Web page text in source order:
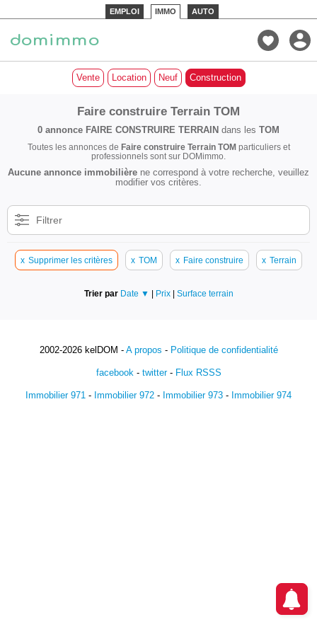
EMPLOI IMMO AUTO
Vente Location Neuf Construction
Faire construire Terrain TOM
0 annonce FAIRE CONSTRUIRE TERRAIN dans les TOM
Toutes les annonces de Faire construire Terrain TOMparticuliers et
professionnels sont sur DOMimmo.
Aucune annonce immobilière ne correspond à votre recherche, veuillez
modifier vos critères.
Filtrer
x Supprimer les critères x TOM x Faire construire x Terrain
Trier par Date ▼ | Prix | Surface terrain
2002-2026 kelDOM - A propos - Politique de confidentialité
facebook- twitter- Flux RSSS
Immobilier 971 - Immobilier 972 - Immobilier 973 - Immobilier 974